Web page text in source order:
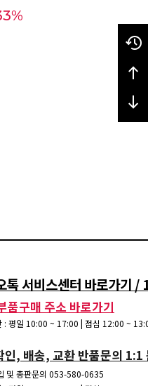
톡 서비스센터 바로가기
품구매 주소 바로가기
: 평일 10:00 ~ 17:00 | 점심 12:00 ~
인, 배송, 교환 반품문의 1:1
및 총판문의 053-580-0635